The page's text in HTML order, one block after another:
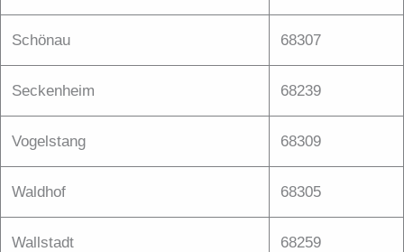
Schönau 68307
Seckenheim 68239
Vogelstang 68309
Waldhof 68305
Wallstadt 68259